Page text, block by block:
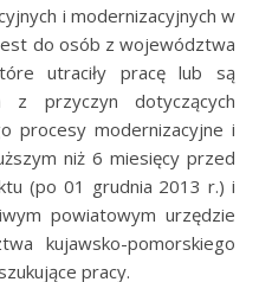
i modernizacyjnych w
do osób z województwa
utraciły pracę lub są
z przyczyn dotyczących
procesy modernizacyjne i
niż 6 miesięcy przed
(po 01 grudnia 2013 r.) i
powiatowym urzędzie
kujawsko-pomorskiego
pracy.